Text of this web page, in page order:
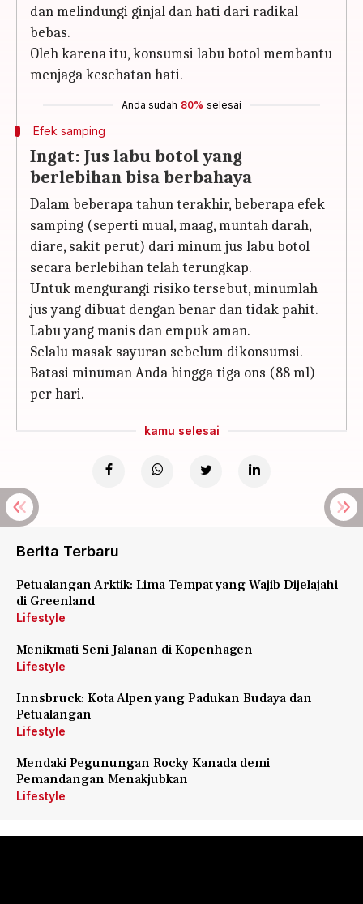
dan melindungi ginjal dan hati dari radikal
bebas.
Oleh karena itu, konsumsi labu botol membantu
menjaga kesehatan hati.
Anda sudah 80% selesai
Efek samping
Ingat: Jus labu botol yang
berlebihan bisa berbahaya
Dalam beberapa tahun terakhir, beberapa efek
samping (seperti mual, maag, muntah darah,
diare, sakit perut) dari minum jus labu botol
secara berlebihan telah terungkap.
Untuk mengurangi risiko tersebut, minumlah
jus yang dibuat dengan benar dan tidak pahit.
Labu yang manis dan empuk aman.
Selalu masak sayuran sebelum dikonsumsi.
Batasi minuman Anda hingga tiga ons (88 ml)
per hari.
kamu selesai
Berita Terbaru
Petualangan Arktik: Lima Tempat yang Wajib Dijelajahi
di Greenland
Lifestyle
Menikmati Seni Jalanan di Kopenhagen
Lifestyle
Innsbruck: Kota Alpen yang Padukan Budaya dan
Petualangan
Lifestyle
Mendaki Pegunungan Rocky Kanada demi
Pemandangan Menakjubkan
Lifestyle